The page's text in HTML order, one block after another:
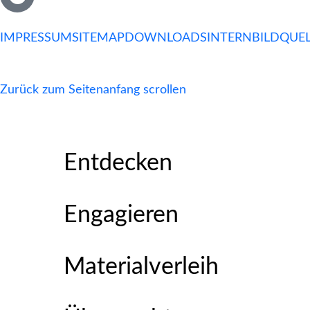
IMPRESSUMSITEMAPDOWNLOADS INTERN
Zurück zum Seitenanfang scrollen
Entdecken
Engagieren
Materialverleih